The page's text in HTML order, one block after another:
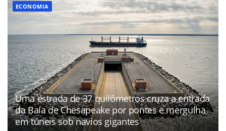
ECONOMIA
Uma estrada de 37 quilômetros cruza a entrada
da Baía de Chesapeake por pontes e mergulha
em túneis sob navios gigantes